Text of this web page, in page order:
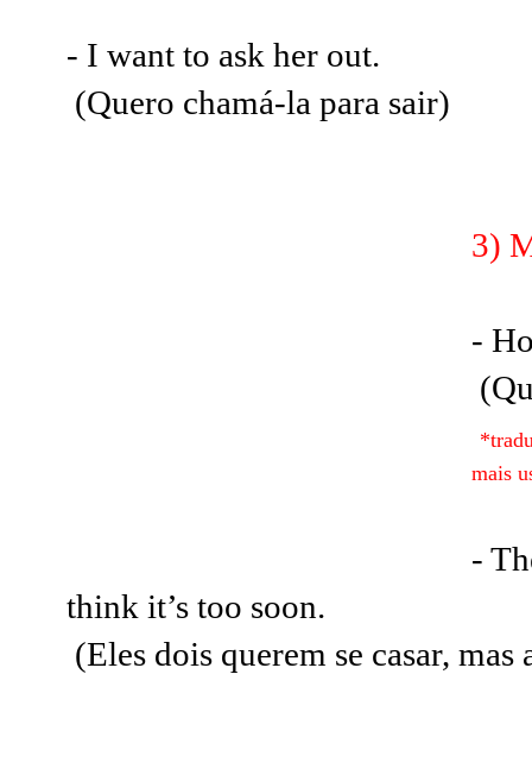
- I want to ask her out.
(Quero chamá-la para sair)
3)
-
mais
-
think it’s too soon.
(Eles dois querem se casar,